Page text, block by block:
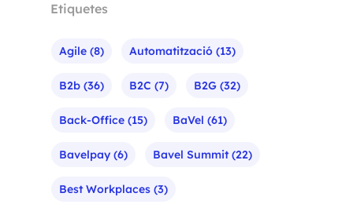
Etiquetes
Agile (8) Automatització (13)
B2b (36) B2C (7) B2G (32)
Back-Office (15) BaVel (61)
Bavelpay (6) Bavel Summit(22)
Best Workplaces (3)